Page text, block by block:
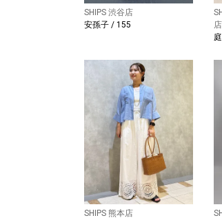
SHIPS 渋谷店
安孫子 / 155
店
SHIPS 熊本店